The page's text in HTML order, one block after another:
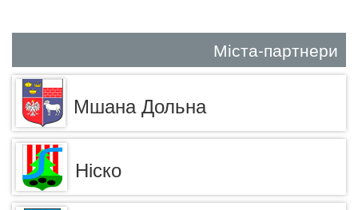
Міста-партнери
Мшана Дольна
Ніско